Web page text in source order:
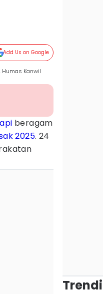
Add Us on Google
Humas Kanwil
beragam
2025. 24